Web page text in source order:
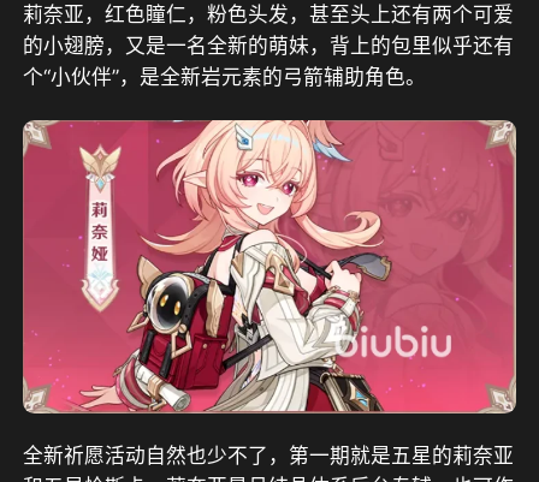
莉奈亚，红色瞳仁，粉色头发，甚至头上还有两个可爱
的小翅膀，又是一名全新的萌妹，背上的包里似乎还有
个“小伙伴”，是全新岩元素的弓箭辅助角色。
全新祈愿活动自然也少不了，第一期就是五星的莉奈亚